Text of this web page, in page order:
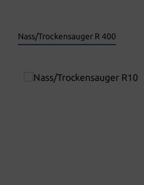
Nass/Trockensauger R 400